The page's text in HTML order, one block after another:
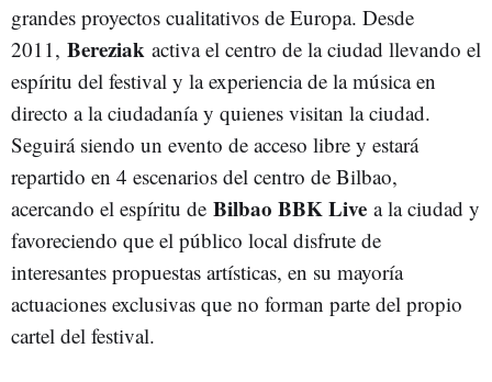
grandes proyectos cualitativos de Europa. Desde
2011, Bereziak activa el centro de la ciudad llevando el
espíritu del festival y la experiencia de la música en
directo a la ciudadanía y quienes visitan la ciudad.
Seguirá siendo un evento de acceso libre y estará
repartido en 4 escenarios del centro de Bilbao,
acercando el espíritu de Bilbao BBK Live a la ciudad y
favoreciendo que el público local disfrute de
interesantes propuestas artísticas, en su mayoría
actuaciones exclusivas que no forman parte del propio
cartel del festival.